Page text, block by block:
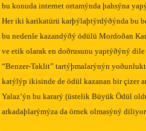
bu konuda internet ortamýnda þahsýna
Her iki karikatürü karþýlaþtýrdýðýnda bu
bu nedenle kazandýðý ödülü Mordoðan
ve etik olarak en doðrusunu yaptýðýný
“Benzer-Taklit” tartýþmalarýnýn
katýlýp ikisinde de ödül kazanan bir çizer
Yalaz’ýn bu kararý (üstelik Büyük Ödül
arkadaþlarýmýza da örnek olmasýný